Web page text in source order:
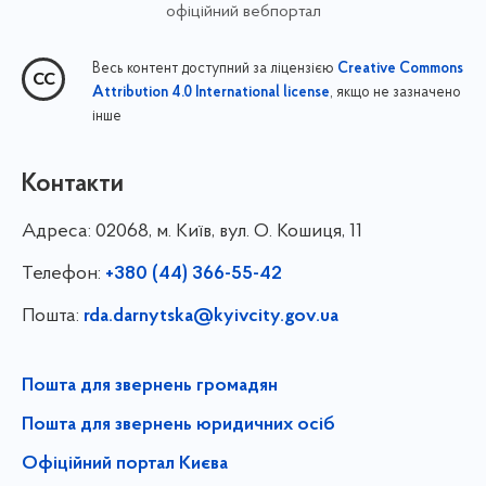
офіційний вебпортал
Весь контент доступний за ліцензією Creative Commons
Attribution 4.0 International license, якщо не зазначено
інше
Контакти
Адреса: 02068, м. Київ, вул. О. Кошиця, 11
Телефон: +380 (44) 366-55-42
Пошта: rda.darnytska@kyivcity.gov.ua
Пошта для звернень громадян
Пошта для звернень юридичних осіб
Офіційний портал Києва